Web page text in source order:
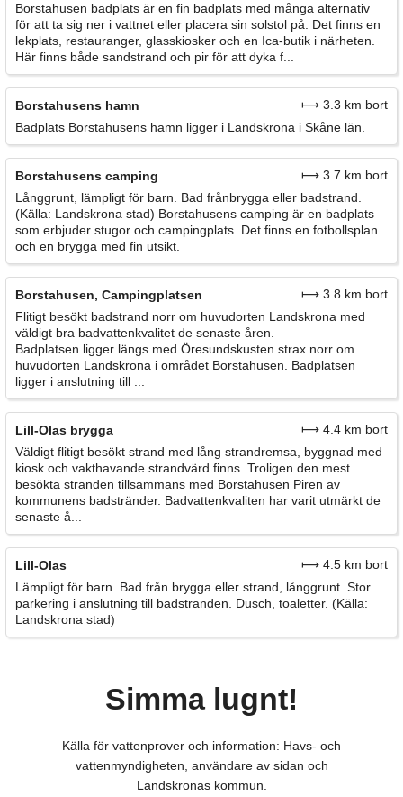
Borstahusen badplats är en fin badplats med många alternativ
för att ta sig ner i vattnet eller placera sin solstol på. Det finns en
lekplats, restauranger, glasskiosker och en Ica-butik i närheten.
Här finns både sandstrand och pir för att dyka f...
Borstahusens hamn
⟼ 3.3 km bort
Badplats Borstahusens hamn ligger i Landskrona i Skåne län.
Borstahusens camping
⟼ 3.7 km bort
Långgrunt, lämpligt för barn. Bad frånbrygga eller badstrand.
(Källa: Landskrona stad) Borstahusens camping är en badplats
som erbjuder stugor och campingplats. Det finns en fotbollsplan
och en brygga med fin utsikt.
Borstahusen, Campingplatsen
⟼ 3.8 km bort
Flitigt besökt badstrand norr om huvudorten Landskrona med
väldigt bra badvattenkvalitet de senaste åren.
Badplatsen ligger längs med Öresundskusten strax norr om
huvudorten Landskrona i området Borstahusen. Badplatsen
ligger i anslutning till ...
Lill-Olas brygga
⟼ 4.4 km bort
Väldigt flitigt besökt strand med lång strandremsa, byggnad med
kiosk och vakthavande strandvärd finns. Troligen den mest
besökta stranden tillsammans med Borstahusen Piren av
kommunens badstränder. Badvattenkvaliten har varit utmärkt de
senaste å...
Lill-Olas
⟼ 4.5 km bort
Lämpligt för barn. Bad från brygga eller strand, långgrunt. Stor
parkering i anslutning till badstranden. Dusch, toaletter. (Källa:
Landskrona stad)
Simma lugnt!
Källa för vattenprover och information: Havs- och
vattenmyndigheten, användare av sidan och
Landskronas kommun.